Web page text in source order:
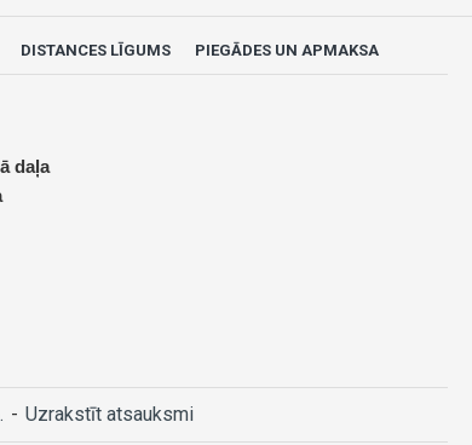
DISTANCES LĪGUMS PIEGĀDES UN APMAKSA
daļa
- Uzrakstīt atsauksmi